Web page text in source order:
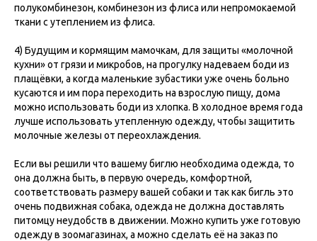
полукомбинезон, комбинезон из флиса или непромокаемой
ткани с утеплением из флиса.
4) Будущим и кормящим мамочкам, для защиты «молочной
кухни» от грязи и микробов, на прогулку надеваем боди из
плащёвки, а когда маленькие зубастики уже очень больно
кусаются и им пора переходить на взрослую пищу, дома
можно использовать боди из хлопка. В холодное время года
лучше использовать утепленную одежду, чтобы защитить
молочные железы от переохлаждения.
Если вы решили что вашему биглю необходима одежда, то
она должна быть, в первую очередь, комфортной,
соответствовать размеру вашей собаки и так как бигль это
очень подвижная собака, одежда не должна доставлять
питомцу неудобств в движении. Можно купить уже готовую
одежду в зоомагазинах, а можно сделать её на заказ по